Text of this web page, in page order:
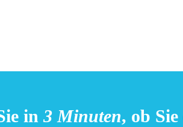
in 3 Minuten, ob